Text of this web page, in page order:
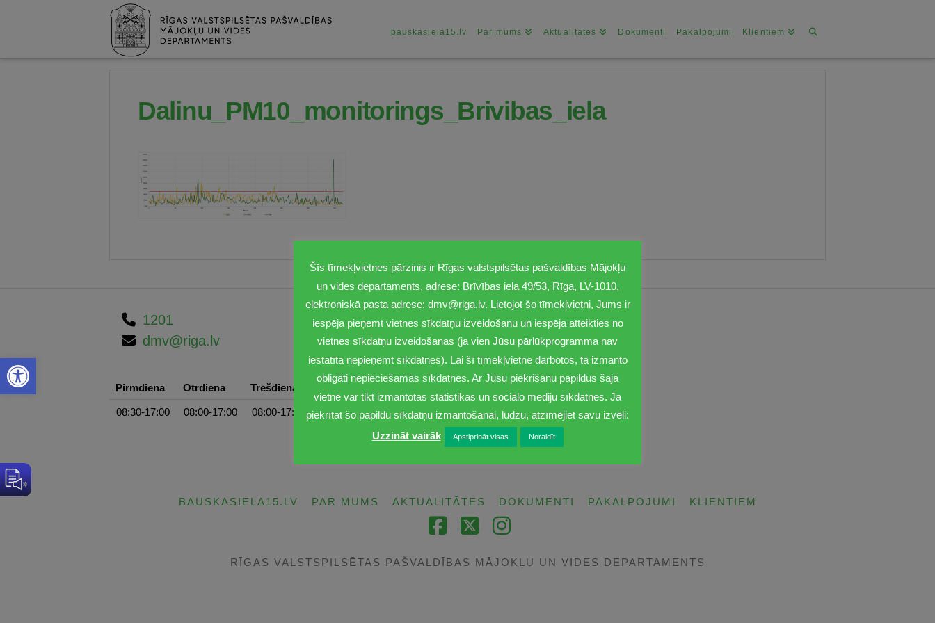
Open toolbar
bauskasiela15.lv Par mums Aktualitātes Dokumenti Pakalpojumi Klientiem
Dalinu_PM10_monitorings_Brivibas_iela
1201
dmv@riga.lv
Pirmdiena Otrdiena Trešdiena Ceturtdiena
08:30-17:00 08:00-17:00 08:00-17:00 08:00-17:00 08:00-15:00
BAUSKASIELA15.LV PAR MUMS AKTUALITĀTES DOKUMENTI PAKALPOJUMI KLIENTIEM
Facebook
X Instagram
RĪGAS VALSTSPILSĒTAS PAŠVALDĪBAS MĀJOKĻU UN VIDES DEPARTAMENTS
Šīs tīmekļvietnes pārzinis ir Rīgas valstspilsētas pašvaldības Mājokļu
un vides departaments, adrese: Brīvības iela 49/53, Rīga, LV-1010,
elektroniskā pasta adrese: dmv@riga.lv. Lietojot šo tīmekļvietni, Jums ir
iespēja pieņemt vietnes sīkdatņu izveidošanu un iespēja atteikties no
vietnes sīkdatņu izveidošanas (ja vien Jūsu pārlūkprogramma nav
iestatīta nepieņemt sīkdatnes). Lai šī tīmekļvietne darbotos, tā izmanto
obligāti nepieciešamās sīkdatnes. Ar Jūsu piekrišanu papildus šajā
vietnē var tikt izmantotas statistikas un sociālo mediju sīkdatnes. Ja
piekrītat šo papildu sīkdatņu izmantošanai, lūdzu, atzīmējiet savu izvēli:
Uzzināt vairāk
Apstiprināt visas Noraidīt